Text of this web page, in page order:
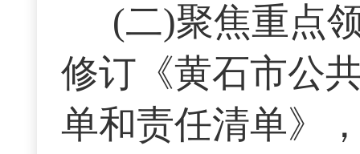
(二)聚焦重点
修订《黄石市公
单和责任清单》